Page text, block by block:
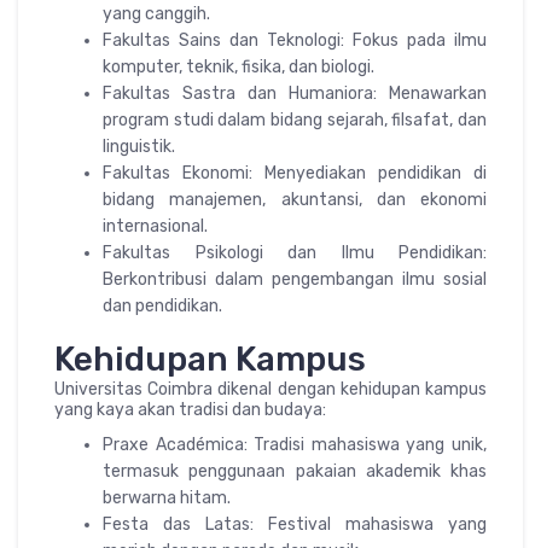
yang canggih.
Fakultas Sains dan Teknologi: Fokus pada ilmu
komputer, teknik, fisika, dan biologi.
Fakultas Sastra dan Humaniora: Menawarkan
program studi dalam bidang sejarah, filsafat, dan
linguistik.
Fakultas Ekonomi: Menyediakan pendidikan di
bidang manajemen, akuntansi, dan ekonomi
internasional.
Fakultas Psikologi dan Ilmu Pendidikan:
Berkontribusi dalam pengembangan ilmu sosial
dan pendidikan.
Kehidupan Kampus
Universitas Coimbra dikenal dengan kehidupan kampus
yang kaya akan tradisi dan budaya:
Praxe Académica: Tradisi mahasiswa yang unik,
termasuk penggunaan pakaian akademik khas
berwarna hitam.
Festa das Latas: Festival mahasiswa yang